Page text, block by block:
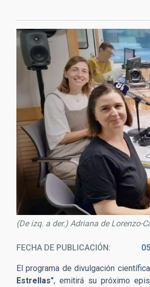
a
la
navegación
(De izq. a der.) Adriana de Lorenzo-
FECHA DE PUBLICACIÓN
El programa de divulgación
Estrellas", emitirá su próximo